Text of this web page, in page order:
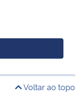
Voltar ao topo